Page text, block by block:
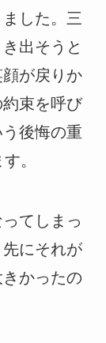
した。三
出そうと
が戻りか
束を呼び
後悔の重
。
てしまっ
にそれが
かったの